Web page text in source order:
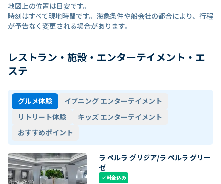
地図上の位置は目安です。
時刻はすべて現地時間です。海象条件や船会社の都合により、行程
が予告なく変更される場合があります。
レストラン・施設・エンターテイメント・エ
ステ
グルメ体験
イブニング エンターテイメント
リトリート体験
キッズ エンターテイメント
おすすめポイント
ラ ペルラ グリジア/ラ ペルラ グリー
ゼ
check料金込み